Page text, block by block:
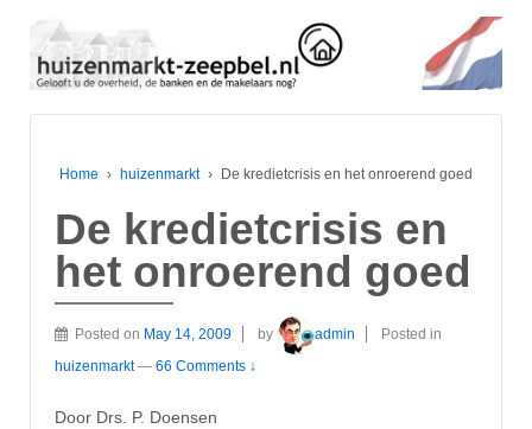
Home › huizenmarkt › De kredietcrisis en het onroerend goed
De kredietcrisis en
het onroerend goed
Posted on May 14, 2009 by admin
Posted in
huizenmarkt — 66 Comments ↓
Door Drs. P. Doensen